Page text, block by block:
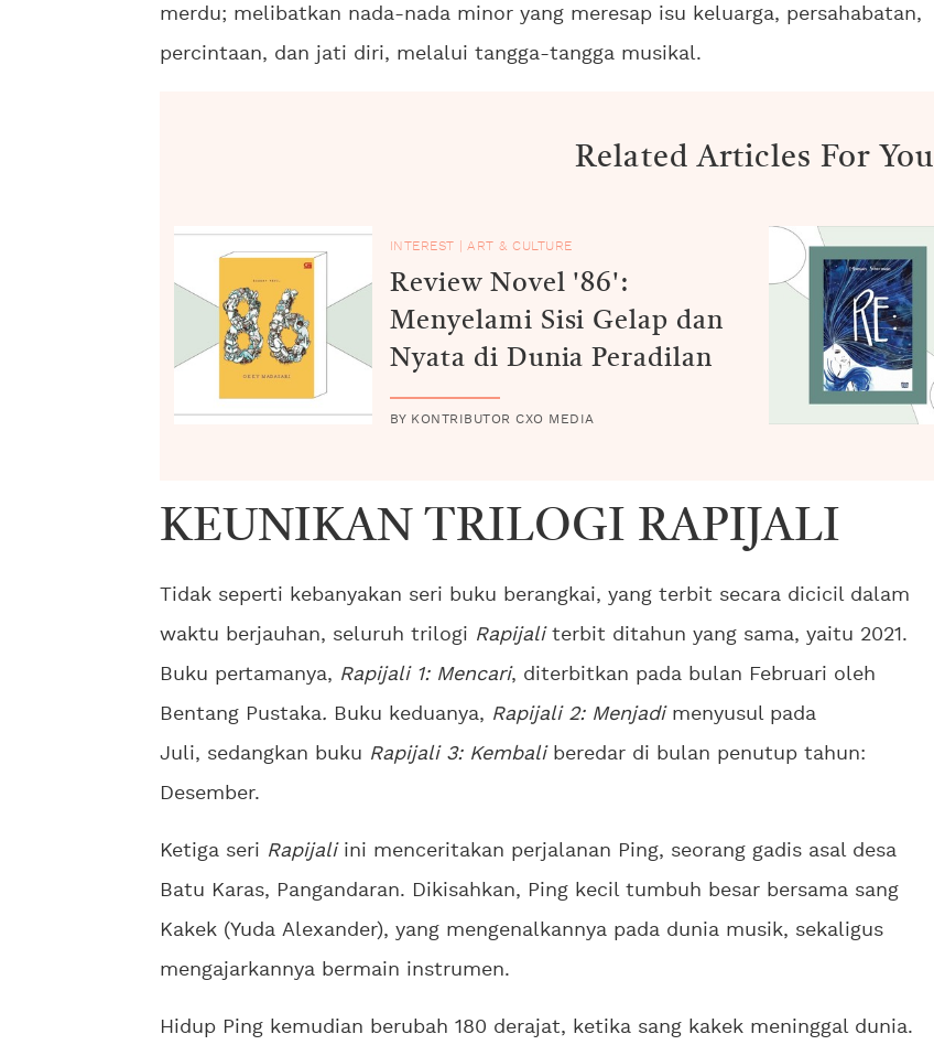
merdu; melibatkan nada-nada minor yang meresap isu keluarga, persahabatan,
percintaan, dan jati diri, melalui tangga-tangga musikal.
Related Articles For You
INTEREST |ART & CULTURE
Review Novel '86':
Menyelami Sisi Gelap dan
Nyata di Dunia Peradilan
BY KONTRIBUTOR CXO MEDIA
KEUNIKAN TRILOGI RAPIJALI
Tidak seperti kebanyakan seri buku berangkai, yang terbit secara dicicil dalam
waktu berjauhan, seluruh trilogi Rapijali terbit ditahun yang sama, yaitu 2021.
Buku pertamanya, Rapijali 1: Mencari, diterbitkan pada bulan Februari oleh
Bentang Pustaka. Buku keduanya, Rapijali 2: Menjadimenyusul pada
Juli, sedangkan buku Rapijali 3: Kembaliberedar di bulan penutup tahun:
Desember.
Ketiga seri Rapijali ini menceritakan perjalanan Ping, seorang gadis asal desa
Batu Karas, Pangandaran. Dikisahkan, Ping kecil tumbuh besar bersama sang
Kakek (Yuda Alexander), yang mengenalkannya pada dunia musik, sekaligus
mengajarkannya bermain instrumen.
Hidup Ping kemudian berubah 180 derajat, ketika sang kakek meninggal dunia.